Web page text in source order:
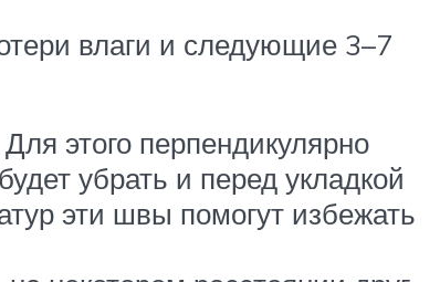
влаги и следующие 3–7
этого перпендикулярно
убрать и перед укладкой
эти швы помогут избежать